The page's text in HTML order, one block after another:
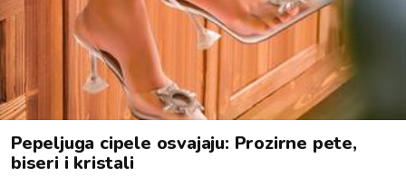
Pepeljuga cipele osvajaju: Prozirne pete,
biseri i kristali